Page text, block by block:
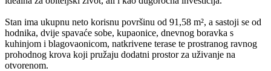
Stan ima ukupnu neto korisnu površinu od 91,58 m², a sastoji se od
hodnika, dvije spavaće sobe, kupaonice, dnevnog boravka s
kuhinjom i blagovaonicom, natkrivene terase te prostranog ravnog
prohodnog krova koji pružaju dodatni prostor za uživanje na
otvorenom.